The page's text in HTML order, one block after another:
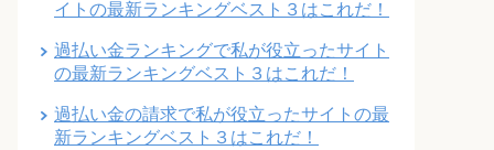
イトの最新ランキングベスト３はこれだ！
過払い金ランキングで私が役立ったサイト
の最新ランキングベスト３はこれだ！
過払い金の請求で私が役立ったサイトの最
新ランキングベスト３はこれだ！